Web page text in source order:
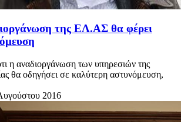
της ΕΛ.ΑΣ θα φέρει
η αναδιοργάνωση των υπηρεσιών της
θα οδηγήσει σε καλύτερη αστυνόμευση,
2016